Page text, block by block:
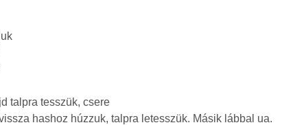
talpra tesszük, csere
hashoz húzzuk, talpra letesszük. Másik lábbal ua.